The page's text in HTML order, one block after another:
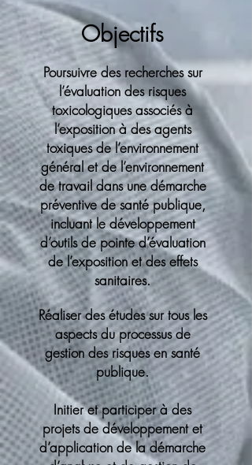
Objectifs
Poursuivre des recherches sur
l’évaluation des risques
toxicologiques associés à
l’exposition à des agents
toxiques de l’environnement
général et de l’environnement
de travail dans une démarche
préventive de santé publique,
incluant le développement
d’outils de pointe d’évaluation
de l’exposition et des effets
sanitaires.
Réaliser des études sur tous les
aspects du processus de
gestion des risques en santé
publique.
Initier et participer à des
projets de développement et
d’application de la démarche